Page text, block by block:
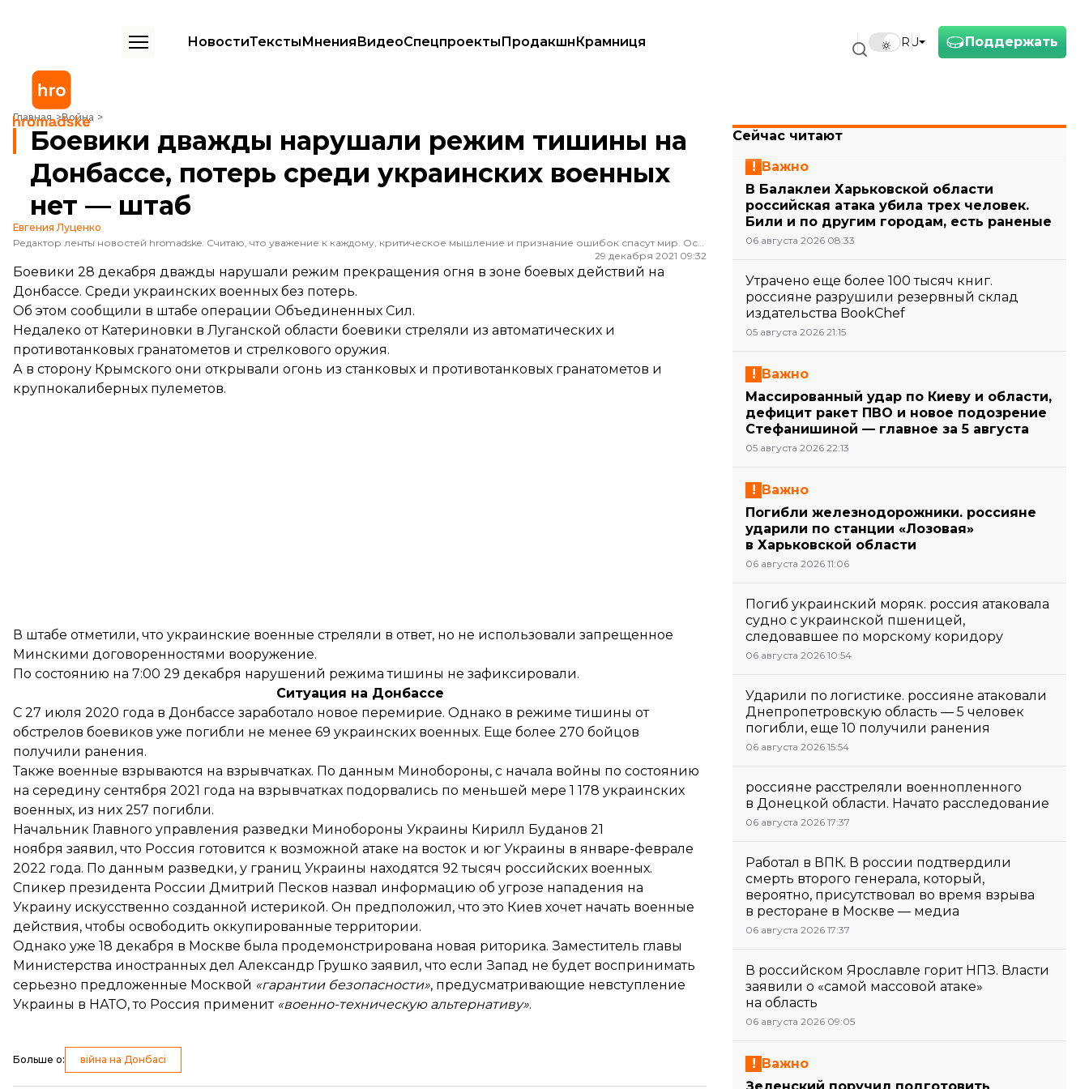
Поддержать
RU
НовостиТекстыМненияВидеоСпецпроектыПродакшнКрамниця
Главная Война
Боевики дважды нарушали режим тишины на Донбассе, потерь среди украинских военных нет — штаб
Боевики дважды нарушали режим тишины на
Донбассе, потерь среди украинских военных
нет — штаб
Евгения Луценко
Редактор ленты новостей hromadske. Считаю, что уважение к каждому, критическое мышление и признание ошибок спасут мир. Особенно люблю новости о науке и космос
29 декабря 2021 09:32
Боевики 28 декабря дважды нарушали режим прекращения огня в зоне боевых действий на
Донбассе. Среди украинских военных без потерь.
Об этом сообщили в штабе операции Объединенных Сил.
Недалеко от Катериновки в Луганской области боевики стреляли из автоматических и
противотанковых гранатометов и стрелкового оружия.
А в сторону Крымского они открывали огонь из станковых и противотанковых гранатометов и
крупнокалиберных пулеметов.
В штабе отметили, что украинские военные стреляли в ответ, но не использовали запрещенное
Минскими договоренностями вооружение.
По состоянию на 7:00 29 декабря нарушений режима тишины не зафиксировали.
Ситуация на Донбассе
С 27 июля 2020 года в Донбассе заработало новое перемирие. Однако в режиме тишины от
обстрелов боевиков уже погибли не менее 69 украинских военных. Еще более 270 бойцов
получили ранения.
Также военные взрываются на взрывчатках. По данным Минобороны, с начала войны по состоянию
на середину сентября 2021 года на взрывчатках подорвались по меньшей мере 1 178 украинских
военных, из них 257 погибли.
Начальник Главного управления разведки Минобороны Украины Кирилл Буданов 21
ноября заявил, что Россия готовится к возможной атаке на восток и юг Украины в январе-феврале
2022 года. По данным разведки, у границ Украины находятся 92 тысяч российских военных.
Спикер президента России Дмитрий Песков назвал информацию об угрозе нападения на
Украину искусственно созданной истерикой. Он предположил, что это Киев хочет начать военные
действия, чтобы освободить оккупированные территории.
Однако уже 18 декабря в Москве была продемонстрирована новая риторика. Заместитель главы
Министерства иностранных дел Александр Грушко заявил, что если Запад не будет воспринимать
серьезно предложенные Москвой «гарантии безопасности», предусматривающие невступление
Украины в НАТО, то Россия применит «военно-техническую альтернативу».
Больше о: війна на Донбасі
Сейчас читают
Важно
В Балаклеи Харьковской области
российская атака убила трех человек.
Били и по другим городам, есть раненые
06 августа 2026 08:33
Утрачено еще более 100 тысяч книг.
россияне разрушили резервный склад
издательства BookChef
05 августа 2026 21:15
Важно
Массированный удар по Киеву и области,
дефицит ракет ПВО и новое подозрение
Стефанишиной — главное за 5 августа
05 августа 2026 22:13
Важно
Погибли железнодорожники. россияне
ударили по станции «Лозовая»
в Харьковской области
06 августа 2026 11:06
Погиб украинский моряк. россия атаковала
судно с украинской пшеницей,
следовавшее по морскому коридору
06 августа 2026 10:54
Ударили по логистике. россияне атаковали
Днепропетровскую область — 5 человек
погибли, еще 10 получили ранения
06 августа 2026 15:54
россияне расстреляли военнопленного
в Донецкой области. Начато расследование
06 августа 2026 17:37
Работал в ВПК. В россии подтвердили
смерть второго генерала, который,
вероятно, присутствовал во время взрыва
в ресторане в Москве — медиа
06 августа 2026 17:37
В российском Ярославле горит НПЗ. Власти
заявили о «самой массовой атаке»
на область
06 августа 2026 09:05
Важно